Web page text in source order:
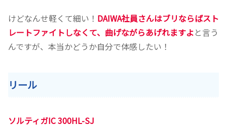
けどなんせ軽くて細い！ DAIWA社員さんはブリならばスト
レートファイトしなくて、曲げながらあげれますよと言う
んですが、本当かどうか自分で体感したい！
リール
ソルティガIC 300HL-SJ